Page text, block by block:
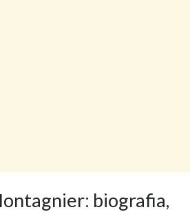
biografia,